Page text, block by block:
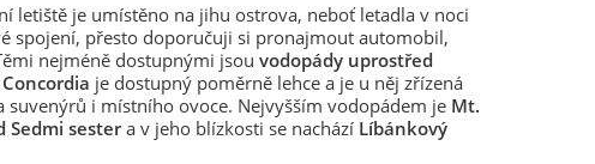
letiště je umístěno na jihu ostrova, neboť letadla v noci
spojení, přesto doporučuji si pronajmout automobil,
nejméně dostupnými jsouvodopády uprostřed
je dostupný poměrně lehce a je u něj zřízená
i místního ovoce. Nejvyšším vodopádem je Mt.
Sedmi sestera v jeho blízkosti se nachází Líbánkový